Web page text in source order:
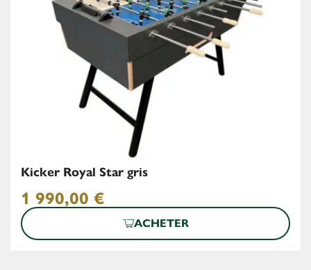
Kicker Royal Star gris
1 990,00 €
ACHETER